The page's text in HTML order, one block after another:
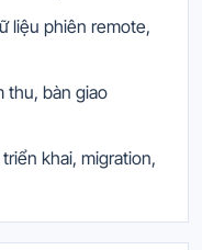
liệu phiên remote,
thu, bàn giao
khai, migration,